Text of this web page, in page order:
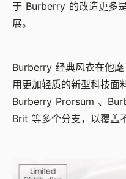
于 Burberry 的改造更多
展。
Burberry 经典风衣在他
用更加轻质的新型科技面
Burberry Prorsum 、
Brit 等多个分支，以覆盖